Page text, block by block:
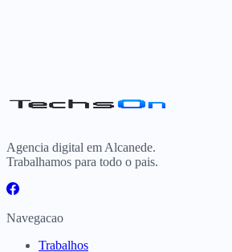
Agencia digital em Alcanede.
Trabalhamos para todo o pais.
Navegacao
Trabalhos